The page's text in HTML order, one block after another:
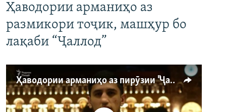
Ҳаводории арманиҳо аз
размикори тоҷик, машҳур бо
лақаби “Ҷаллод”
Ҳаводории арманиҳо аз пирӯзии "Ҷаллод"-и тоҷик